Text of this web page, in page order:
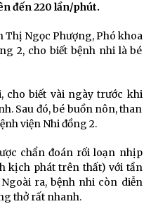
đến 220 lần/phút.
Thị Ngọc Phượng, Phó khoa
2, cho biết bệnh nhi là bé
cho biết vài ngày trước khi
Sau đó, bé buồn nôn, than
viện Nhi đồng 2.
chẩn đoán rối loạn nhịp
kịch phát trên thất) với tần
ra, bệnh nhi còn diễn
thở rất nhanh.